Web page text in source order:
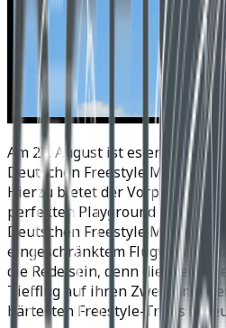
Am 27. August ist es endlich so
Deutschen Freestyle Motocross
Hierzu bietet der Vorplatz der
perfekten Playground für die
Deutschen Freestyle
eingeschränktem Flugverkehr
die Rede sein, denn die
Tiefflug auf ihren Zwei- und
härtesten Freestyle-Tricks